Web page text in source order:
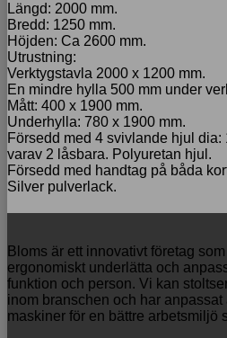
Längd: 2000 mm.
Bredd: 1250 mm.
Höjden: Ca 2600 mm.
Utrustning:
Verktygstavla 2000 x 1200 mm.
En mindre hylla 500 mm under
Mått: 400 x 1900 mm.
Underhylla: 780 x 1900 mm.
Försedd med 4 svivlande hjul dia:
varav 2 låsbara. Polyuretan hjul.
Försedd med handtag på båda
Silver pulverlack.
Bloms är ett innovativt företag
ergonomiskt underlätta och
funktion och person. Vi kan
inom branschen och har
maskiner för en bättre arbetsmiljö